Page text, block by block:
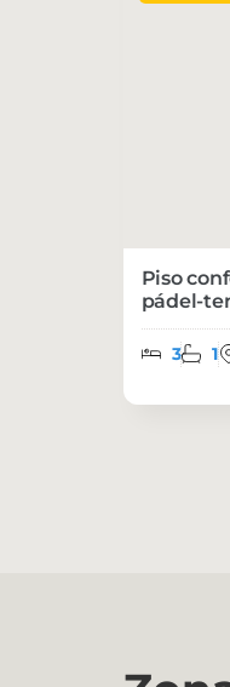
Piso
pádel-
3 1